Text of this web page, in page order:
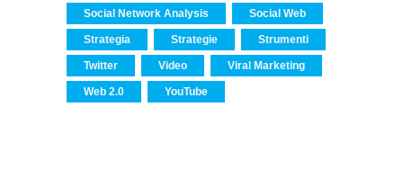
Social Network Analysis Social Web
Strategia Strategie Strumenti
Twitter Video Viral Marketing
Web 2.0 YouTube